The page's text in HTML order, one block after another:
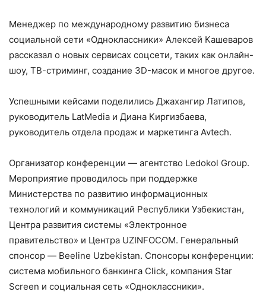
Менеджер по международному развитию бизнеса
социальной сети «Одноклассники» Алексей Кашеваров
рассказал о новых сервисах соцсети, таких как онлайн-
шоу, ТВ-стриминг, создание 3D-масок и многое другое.
Успешными кейсами поделились Джахангир Латипов,
руководитель LatMedia и Диана Киргизбаева,
руководитель отдела продаж и маркетинга Avtech.
Организатор конференции — агентство Ledokol Group.
Мероприятие проводилось при поддержке
Министерства по развитию информационных
технологий и коммуникаций Республики Узбекистан,
Центра развития системы «Электронное
правительство» и Центра UZINFOCOM. Генеральный
спонсор — Beeline Uzbekistan. Cпонсоры конференции:
система мобильного банкинга Click, компания Star
Screen и социальная сеть «Одноклассники».